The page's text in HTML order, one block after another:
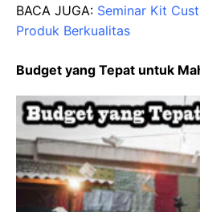
BACA JUGA: Seminar Kit
Produk Berkualitas
Budget yang Tepat untuk